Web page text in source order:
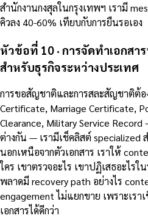
สำนักงานกงสุลในกรุงเทพฯ เรามี
คิวลง 40-60% เทียบกับการยืนรอเอง
หัวข้อที่ 10 · การจัดทำเอกสา
สำหรับธุรกิจระหว่างประเทศ
การขอสัญชาติและการสละสัญชาติต้อ
Certificate, Marriage Certificate,
Clearance, Military Service
ต่างกัน — เรามีเช็คลิสต์ specialized
นอกเหนือจากตัวเอกสาร เราให้
ใคร เขาตรวจอะไร เขาปฏิเสธอะไร
พลาดมี recovery path อย่างไร
engagement ไม่แยกขาย เพราะเร
เอกสารได้ดีกว่า